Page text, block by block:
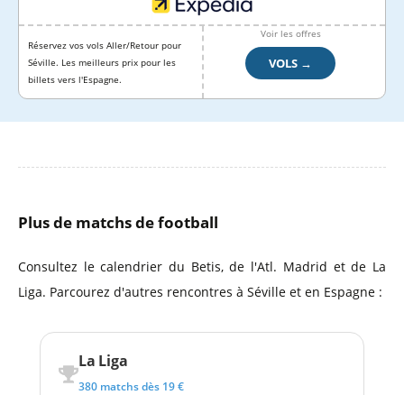
Réservez vos vols Aller/Retour pour
Séville. Les meilleurs prix pour les
billets vers l'Espagne.
Voir les offres
VOLS →
Plus de matchs de football
Consultez le calendrier du Betis, de l'Atl. Madrid et de La
Liga. Parcourez d'autres rencontres à Séville et en Espagne :
La Liga
380 matchs dès 19 €